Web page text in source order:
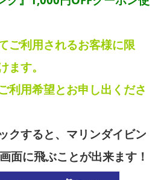
ご利用されるお客様に限
ます。
利用希望とお申し出くださ
クすると、マリンダイビン
面に飛ぶことが出来ます！